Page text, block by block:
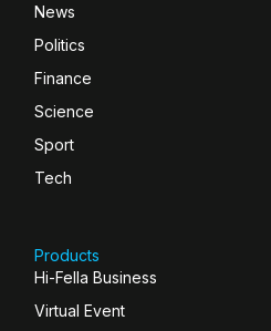
News
Politics
Finance
Science
Sport
Tech
Products
Hi-Fella Business
Virtual Event